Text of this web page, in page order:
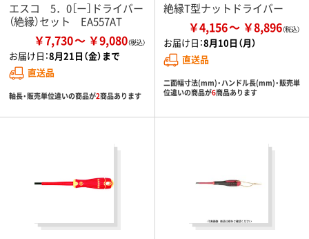
エスコ 5．0［ー］ドライバー
（絶縁）セット EA557AT
￥7,730 ￥9,080
お届け日：8月21日（金）まで
直送品
軸長・販売単位違いの商品が2商品あります
絶縁T型ナットドライバー
￥4,156 ￥8,896
お届け日：8月10日（月）
直送品
二面幅寸法(mm)・ハンドル長(mm)・販売単
位違いの商品が6商品あります